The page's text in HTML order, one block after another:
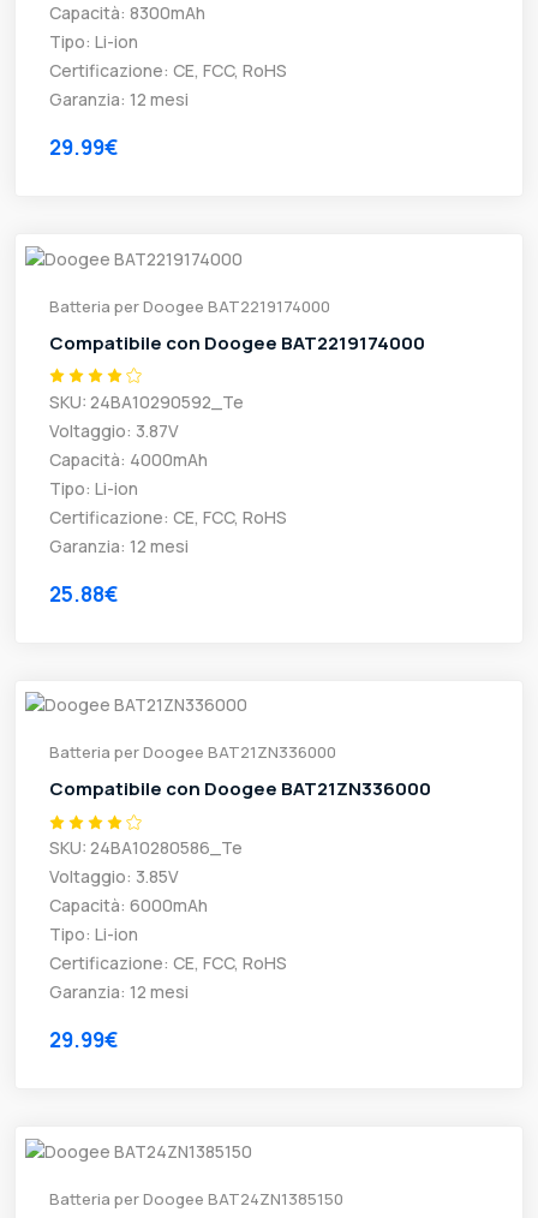
Capacità: 8300mAh
Tipo: Li-ion
Certificazione: CE, FCC, RoHS
Garanzia: 12 mesi
29.99€
Batteria per Doogee BAT2219174000
Compatibile con Doogee BAT2219174000
SKU: 24BA10290592_Te
Voltaggio: 3.87V
Capacità: 4000mAh
Tipo: Li-ion
Certificazione: CE, FCC, RoHS
Garanzia: 12 mesi
25.88€
Batteria per Doogee BAT21ZN336000
Compatibile con Doogee BAT21ZN336000
SKU: 24BA10280586_Te
Voltaggio: 3.85V
Capacità: 6000mAh
Tipo: Li-ion
Certificazione: CE, FCC, RoHS
Garanzia: 12 mesi
29.99€
Batteria per Doogee BAT24ZN1385150